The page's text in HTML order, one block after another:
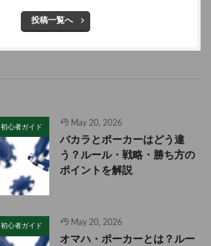
投稿一覧へ
初心者ガイド May 20, 2026
バカラとポーカーはどう違
う？ルール・戦略・勝ち方の
ポイントを解説
初心者ガイド May 20, 2026
オマハ・ポーカーとは？ルー